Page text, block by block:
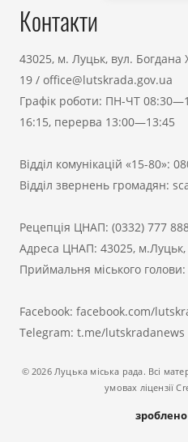
Контакти
43025, м. Луцьк, вул. Богдана
19 / office@lutskrada.gov.ua
Графік роботи: ПН-ЧТ
16:15, перерва 13:00—13:45
Відділ комунікацій «15-80»:
Відділ звернень громадян:
Рецепція ЦНАП: (0332) 777
Адреса ЦНАП: 43025, м.Луцьк,
Приймальня міського голови:
Facebook: facebook.com/
Telegram: t.me/lutskradanews
© 2026 Луцька міська рада. Всі
умовах ліцензії